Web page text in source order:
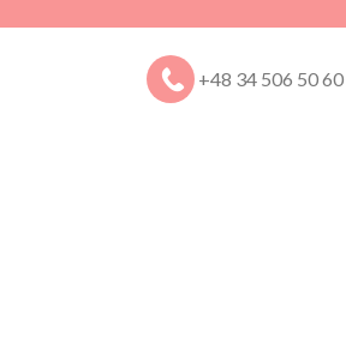
+48 34 506 50 60